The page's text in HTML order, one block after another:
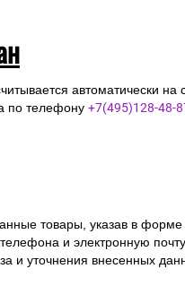
автоматически на
по телефону +7(495)128-48-
товары, указав в форме
и электронную почту.
и уточнения внесенных